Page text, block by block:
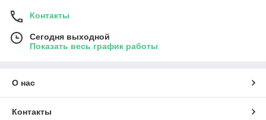
Контакты
Сегодня выходной
Показать весь график работы
О нас
Контакты